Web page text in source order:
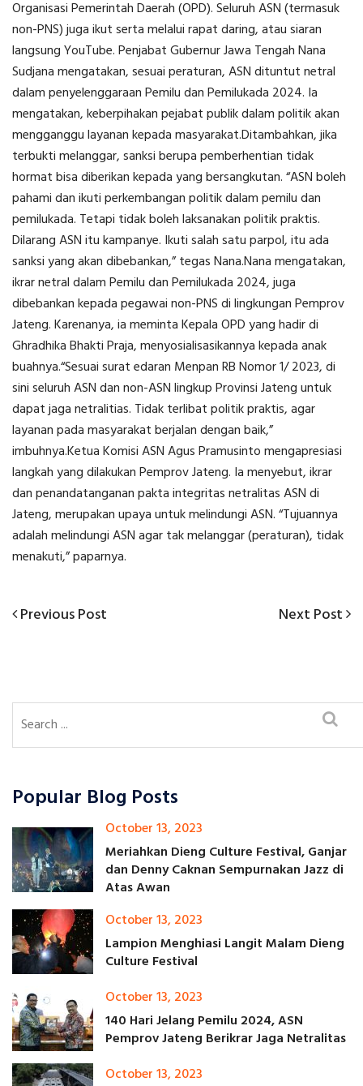
Organisasi Pemerintah Daerah (OPD). Seluruh ASN (termasuk
non-PNS) juga ikut serta melalui rapat daring, atau siaran
langsung YouTube. Penjabat Gubernur Jawa Tengah Nana
Sudjana mengatakan, sesuai peraturan, ASN dituntut netral
dalam penyelenggaraan Pemilu dan Pemilukada 2024. Ia
mengatakan, keberpihakan pejabat publik dalam politik akan
mengganggu layanan kepada masyarakat.Ditambahkan, jika
terbukti melanggar, sanksi berupa pemberhentian tidak
hormat bisa diberikan kepada yang bersangkutan. “ASN boleh
pahami dan ikuti perkembangan politik dalam pemilu dan
pemilukada. Tetapi tidak boleh laksanakan politik praktis.
Dilarang ASN itu kampanye. Ikuti salah satu parpol, itu ada
sanksi yang akan dibebankan,” tegas Nana.Nana mengatakan,
ikrar netral dalam Pemilu dan Pemilukada 2024, juga
dibebankan kepada pegawai non-PNS di lingkungan Pemprov
Jateng. Karenanya, ia meminta Kepala OPD yang hadir di
Ghradhika Bhakti Praja, menyosialisasikannya kepada anak
buahnya.“Sesuai surat edaran Menpan RB Nomor 1/ 2023, di
sini seluruh ASN dan non-ASN lingkup Provinsi Jateng untuk
dapat jaga netralitias. Tidak terlibat politik praktis, agar
layanan pada masyarakat berjalan dengan baik,”
imbuhnya.Ketua Komisi ASN Agus Pramusinto mengapresiasi
langkah yang dilakukan Pemprov Jateng. Ia menyebut, ikrar
dan penandatanganan pakta integritas netralitas ASN di
Jateng, merupakan upaya untuk melindungi ASN. “Tujuannya
adalah melindungi ASN agar tak melanggar (peraturan), tidak
menakuti,” paparnya.
Post
Previous
Previous Post
Next
Next Post
Popular Blog Posts
October 13, 2023
Meriahkan Dieng Culture Festival, Ganjar
dan Denny Caknan Sempurnakan Jazz di
Atas Awan
October 13, 2023
Lampion Menghiasi Langit Malam Dieng
Culture Festival
October 13, 2023
140 Hari Jelang Pemilu 2024, ASN
Pemprov Jateng Berikrar Jaga Netralitas
October 13, 2023